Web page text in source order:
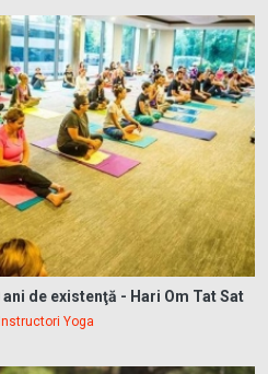
de existenţă - Hari Om Tat Sat
Yoga